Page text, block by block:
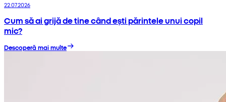
22.07.2026
Cum să ai grijă de tine când ești părintele unui copil
mic?
Descoperă mai multe